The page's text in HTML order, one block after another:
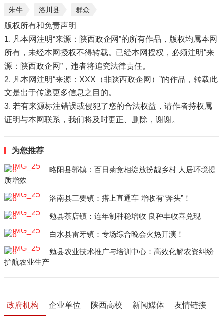
朱牛 洛川县 群众
版权所有和免责声明
1. 凡本网注明“来源：陕西政企网”的所有作品，版权均属本网
所有，未经本网授权不得转载。已经本网授权，必须注明“来
源：陕西政企网”，违者将追究法律责任。
2. 凡本网注明“来源：XXX（非陕西政企网）”的作品，转载此
文是出于传递更多信息之目的。
3. 若有来源标注错误或侵犯了您的合法权益，请作者持权属
证明与本网联系，我们将及时更正、删除，谢谢。
为您推荐
略阳县郭镇：百日菊竞相绽放扮靓乡村 人居环境提
质增效
洛南县三要镇：搭上直通车 增收有“奔头”！
勉县茶店镇：连年制种稳增收 良种丰收喜兑现
白水县雷牙镇：专场综合晚会火热开演！
勉县农业技术推广与培训中心：高效化解农资纠纷
护航农业生产
政府机构 企业单位 陕西高校 新闻媒体 友情链接